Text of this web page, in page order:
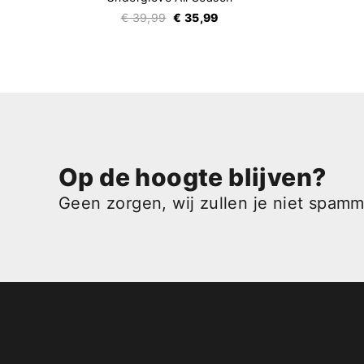
€ 39,99 € 35,99
Op de hoogte blijven?
Geen zorgen, wij zullen je niet